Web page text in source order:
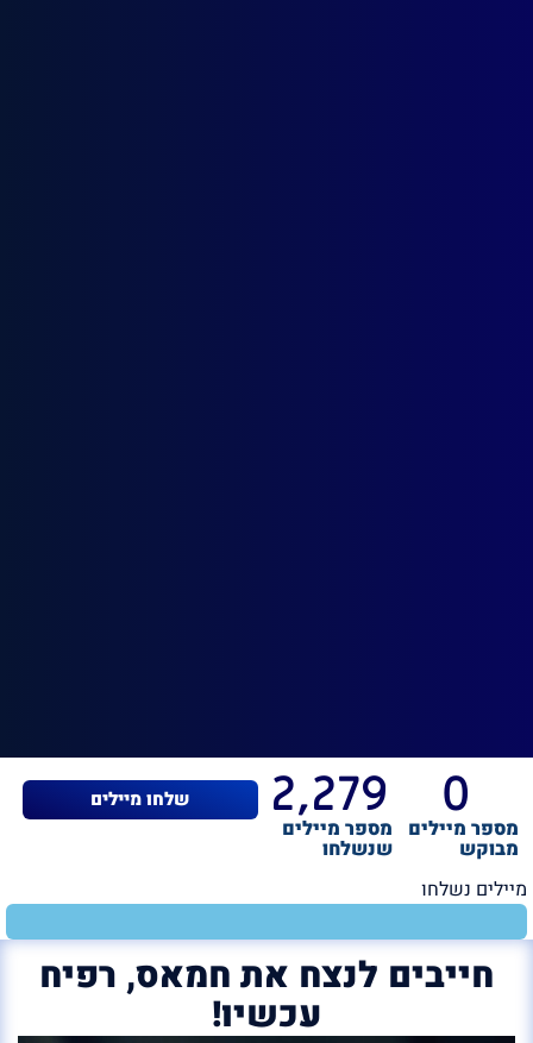
מספר מיילים
מבוקש
0
מספר מיילים
שנשלחו
2,279 שלחו מיילים
מיילים נשלחו
חייבים לנצח את חמאס, רפיח
עכשיו!